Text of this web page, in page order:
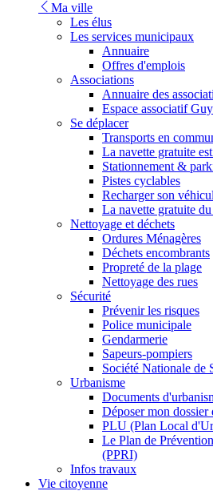
Ma ville
Les élus
Les services municipaux
Annuaire
Offres d'emplois
Associations
Annuaire des
Espace associatif
Se déplacer
Transports en
La navette gratuite
Stationnement &
Pistes cyclables
Recharger son
La navette gratuite
Nettoyage et déchets
Ordures Ménagères
Déchets encombrants
Propreté de la plage
Nettoyage des rues
Sécurité
Prévenir les risques
Police municipale
Gendarmerie
Sapeurs-pompiers
Société Nationale de
Urbanisme
Documents
Déposer mon
PLU (Plan Local
Le Plan de
(PPRI)
Infos travaux
Vie citoyenne